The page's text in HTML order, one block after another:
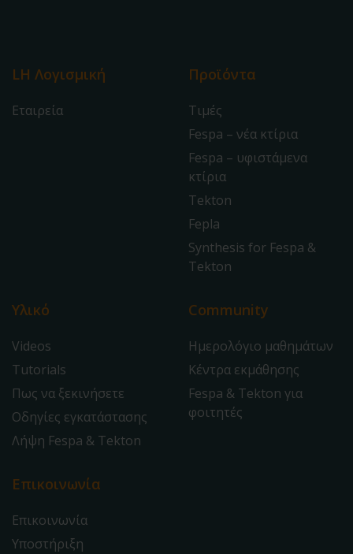
LH Λογισμική
Εταιρεία
Προϊόντα
Τιμές
Fespa – νέα κτίρια
Fespa – υφιστάμενα
κτίρια
Tekton
Fepla
Synthesis for Fespa &
Tekton
Υλικό
Videos
Tutorials
Πως να ξεκινήσετε
Οδηγίες εγκατάστασης
Λήψη Fespa & Tekton
Community
Ημερολόγιο μαθημάτων
Κέντρα εκμάθησης
Fespa & Tekton για
φοιτητές
Επικοινωνία
Επικοινωνία
Υποστήριξη